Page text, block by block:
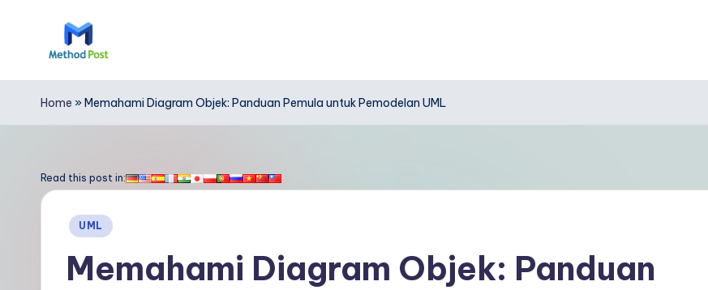
M
e
h
Home » Memahami Diagram Objek: Panduan Pemula untuk Pemodelan UML
Read this post in:
Posted
UML
Memahami Diagram Objek: Panduan